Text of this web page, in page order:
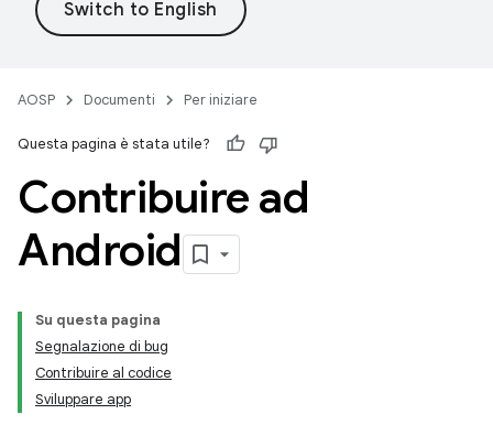
AOSP Documenti Per iniziare
Questa pagina è stata utile?
Contribuire ad
Android
Su questa pagina
Segnalazione di bug
Contribuire al codice
Sviluppare app